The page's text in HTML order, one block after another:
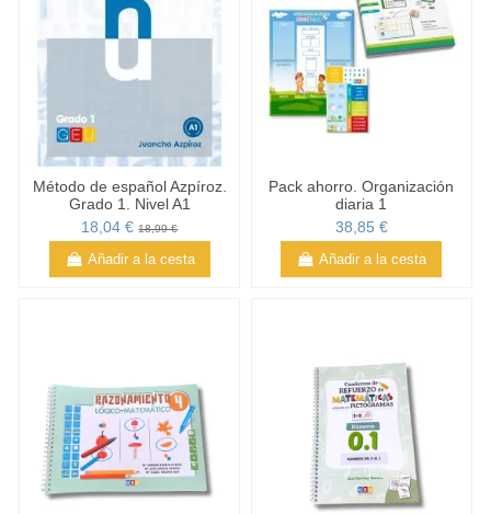
Método de español Azpíroz.
Grado 1. Nivel A1
18,04 €18,99 €
Añadir a la cesta
Pack ahorro. Organización
diaria 1
38,85 €
Añadir a la cesta